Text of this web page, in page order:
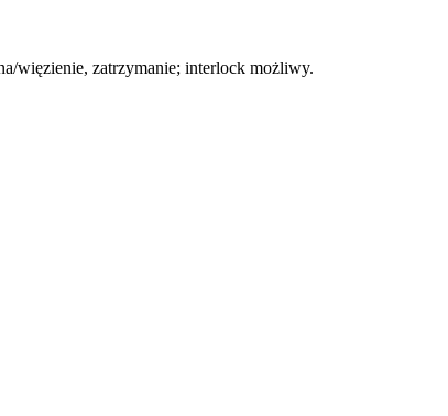
więzienie, zatrzymanie; interlock możliwy.